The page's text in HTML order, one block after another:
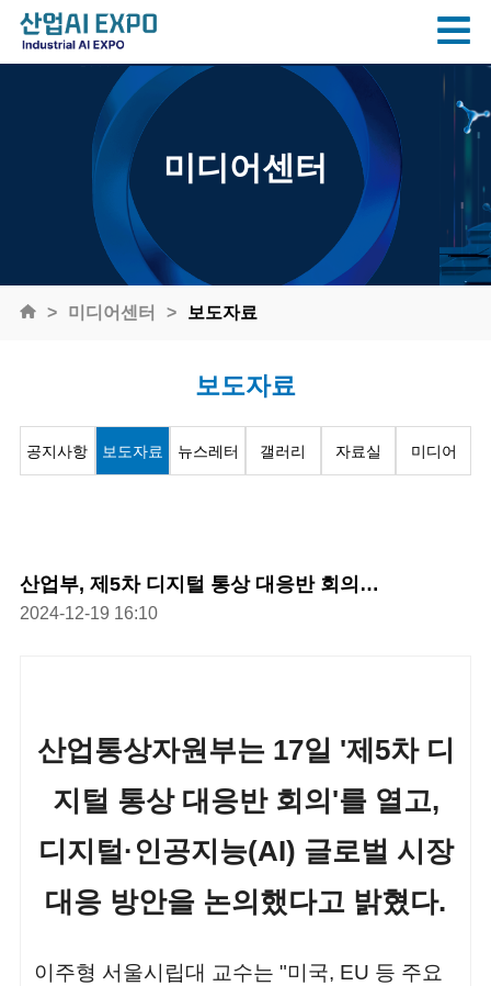
미디어센터
미디어센터 보도자료
보도자료
공지사항 보도자료 뉴스레터 갤러리 자료실 미디어
산업부, 제5차 디지털 통상 대응반 회의…
2024-12-19 16:10
산업통상자원부는 17일 '제5차 디
지털 통상 대응반 회의'를 열고,
디지털·인공지능(AI) 글로벌 시장
대응 방안을 논의했다고 밝혔다.
이주형 서울시립대 교수는 "미국, EU 등 주요